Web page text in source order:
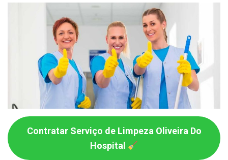
Contratar Serviço de Limpeza Oliveira Do
Hospital